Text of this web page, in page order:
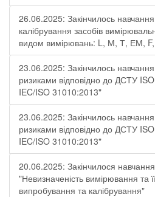
26.06.2025: Закінчилось
калібрування засобів
видом вимірювань: L, М, Т, ЕМ,
23.06.2025: Закінчилось
ризиками відповідно до ДСТУ
IEC/ISO 31010:2013"
23.06.2025: Закінчилось
ризиками відповідно до ДСТУ
IEC/ISO 31010:2013"
20.06.2025: Закінчилося
"Невизначеність вимірювання та
випробування та калібрування"